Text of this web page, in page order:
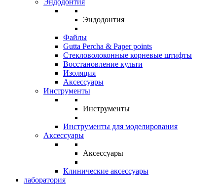
Эндодонтия
Эндодонтия
Файлы
Gutta Percha & Paper points
Стекловолоконные корневые штифты
Восстановление культи
Изоляция
Аксессуары
Инструменты
Инструменты
Инструменты для моделирования
Аксессуары
Аксессуары
Клинические аксессуары
лаборатория